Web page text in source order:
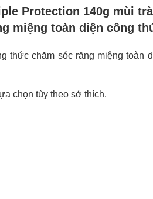
Protection 140g mùi
miệng toàn diện công
thức chăm sóc răng miệng toàn
chọn tùy theo sở thích.